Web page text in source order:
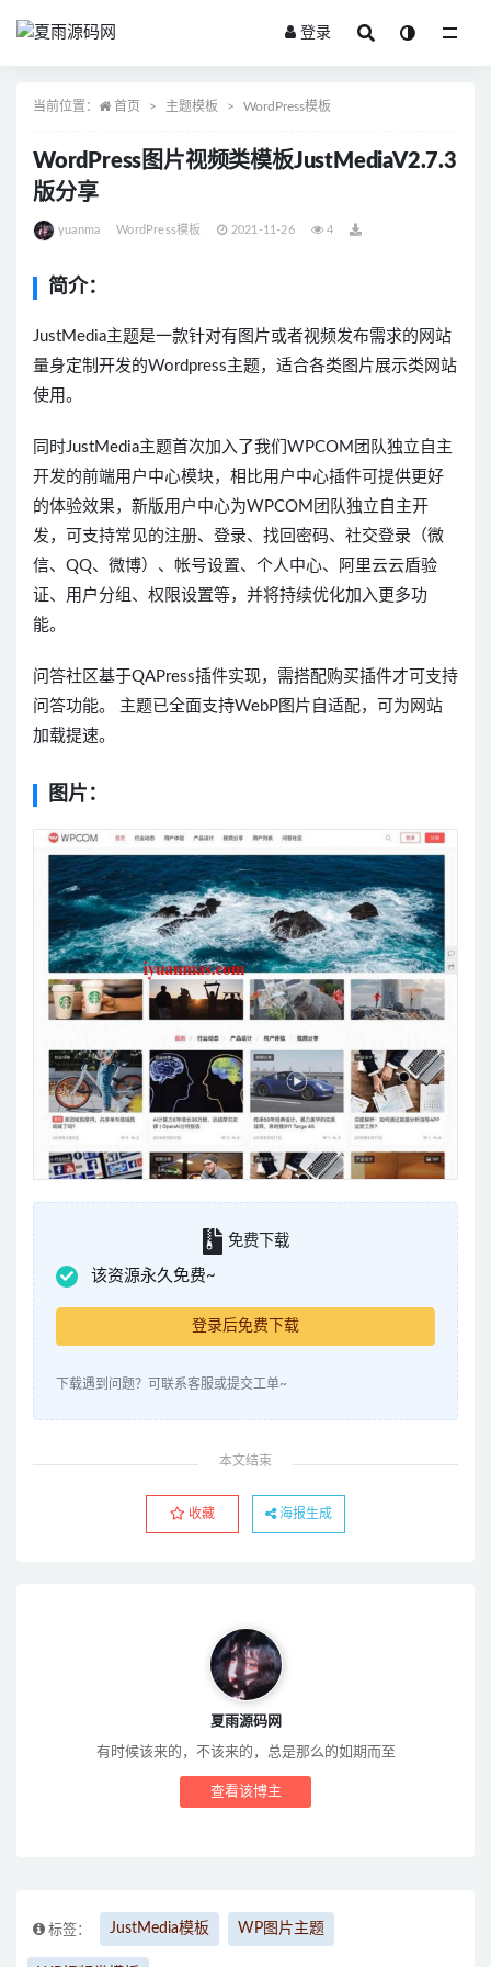
登录
当前位置： 首页 主题模板 WordPress模板
WordPress图片视频类模板JustMediaV2.7.3
版分享
yuanma WordPress模板 2021-11-26 4
简介：
JustMedia主题是一款针对有图片或者视频发布需求的网站
量身定制开发的Wordpress主题，适合各类图片展示类网站
使用。
同时JustMedia主题首次加入了我们WPCOM团队独立自主
开发的前端用户中心模块，相比用户中心插件可提供更好
的体验效果，新版用户中心为WPCOM团队独立自主开
发，可支持常见的注册、登录、找回密码、社交登录（微
信、QQ、微博）、帐号设置、个人中心、阿里云云盾验
证、用户分组、权限设置等，并将持续优化加入更多功
能。
问答社区基于QAPress插件实现，需搭配购买插件才可支持
问答功能。 主题已全面支持WebP图片自适配，可为网站
加载提速。
图片：
免费下载
该资源永久免费~
登录后免费下载
下载遇到问题？可联系客服或提交工单~
本文结束
收藏 海报生成
夏雨源码网
有时候该来的，不该来的，总是那么的如期而至
查看该博主
标签： JustMedia模板 WP图片主题